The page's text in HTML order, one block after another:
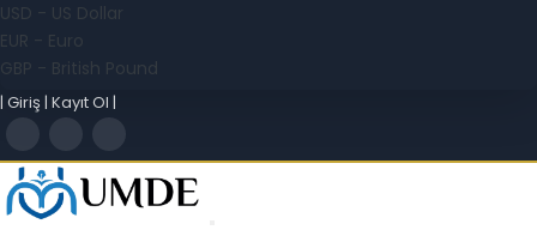
USD - US Dollar
EUR - Euro
GBP - British Pound
| Giriş | Kayıt Ol |